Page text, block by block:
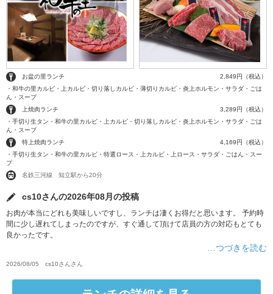
お盆の里ランチ
2,849円（税込）
・和牛の里カルビ・上カルビ・切り落しカルビ・薄切りカルビ・炎上ホルモン・サラダ・ごは
ん・スープ
上焼肉ランチ
3,289円（税込）
・手切り生タン・和牛の里カルビ・上カルビ・切り落しカルビ・炎上ホルモン・サラダ・ごは
ん・スープ
特上焼肉ランチ
4,169円（税込）
・手切り生タン・和牛の里カルビ・特選ロース・上カルビ・上ロース・サラダ・ごはん・スー
プ
名鉄三河線 知立駅から20分
cs10さんの2026年08月の投稿
お肉が本当にどれも美味しいですし、ランチは凄くお得だと思います。 予約時
間に少し遅れてしまったのですが、すぐ通して頂けて店員の方の対応もとても
良かったです。
…つづきを読む
2026/08/05 cs10さん さん